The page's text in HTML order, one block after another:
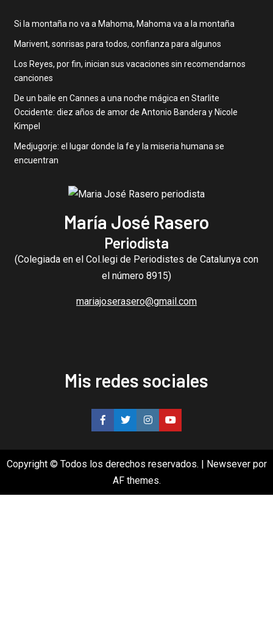
Si la montaña no va a Mahoma, Mahoma va a la montaña
Marivent, sonrisas para todos, confianza para algunos
Los Reyes, por fin, inician sus vacaciones sin recomendarnos
canciones
De un baile en Cannes a una noche mágica en Starlite
Occidente: diez años de amor de Antonio Bandera y Nicole
Kimpel
Medjugorje: el lugar donde la fe y la miseria humana se
encuentran
María José Rasero
Periodista
(Colegiada en el Col.legi de Periodistes de Catalunya con
el número 8915)
mariajoserasero@gmail.com
Mis redes sociales
Copyright © Todos los derechos reservados. | Newseverpor
AF themes.